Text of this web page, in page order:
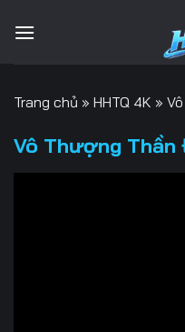
qua
Trang chủ » HHTQ 4K »
Vô Thượng